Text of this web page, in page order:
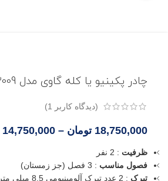
چادر پکینیو یا کله گاوی مدل Pekynew K-2009
(دیدگاه کاربر 1
)
18,750,000 تومان –
14,750,000
ظرفیت : 2 نفر
فصول مناسب : 3 فصل (جز زمستان)
تیرک : 2 عدد تیرک آلومینیومی 8.5 میلی متری